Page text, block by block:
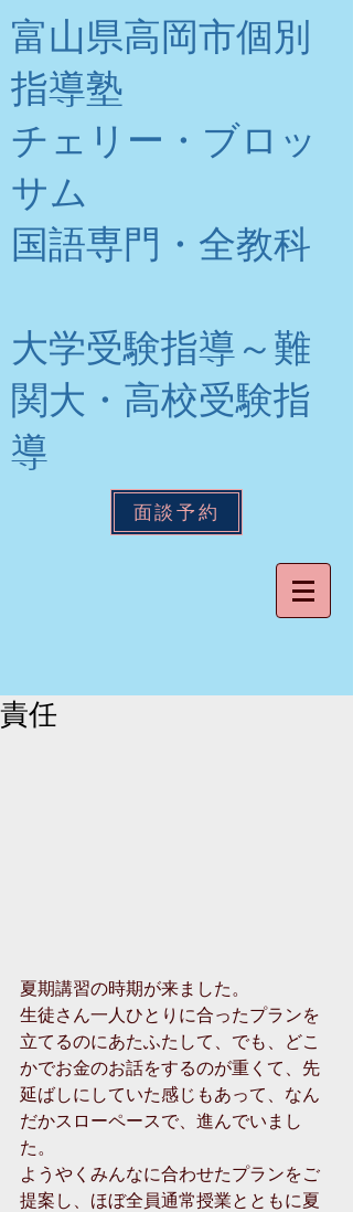
富山県高岡市個別
指導塾
チェリー・ブロッ
サム
​国語専門・全教科
大学受験指導～難
関大・高校受験指
導
面談予約
責任
夏期講習の時期が来ました。
生徒さん一人ひとりに合ったプランを
立てるのにあたふたして、でも、どこ
かでお金のお話をするのが重くて、先
延ばしにしていた感じもあって、なん
だかスローペースで、進んでいまし
た。
ようやくみんなに合わせたプランをご
提案し、ほぼ全員通常授業とともに夏